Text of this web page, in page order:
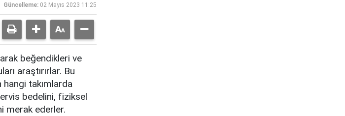
Güncelleme: 02 Mayıs 2023 11:25
beğendikleri ve
araştırırlar. Bu
takımlarda
bedelini, fiziksel
merak ederler.